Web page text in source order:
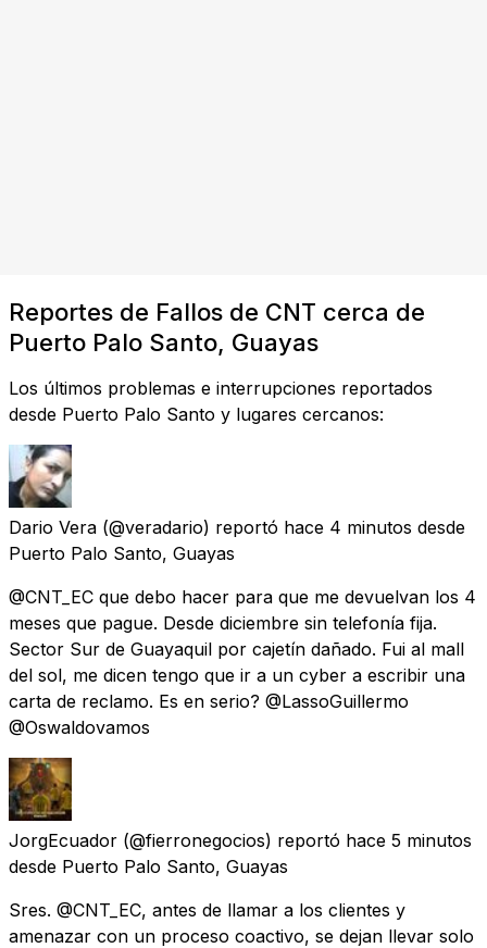
Reportes de Fallos de CNT cerca de
Puerto Palo Santo, Guayas
Los últimos problemas e interrupciones reportados
desde Puerto Palo Santo y lugares cercanos:
Dario Vera (@veradario) reportó hace 4 minutos desde
Puerto Palo Santo, Guayas
@CNT_EC que debo hacer para que me devuelvan los 4
meses que pague. Desde diciembre sin telefonía fija.
Sector Sur de Guayaquil por cajetín dañado. Fui al mall
del sol, me dicen tengo que ir a un cyber a escribir una
carta de reclamo. Es en serio? @LassoGuillermo
@Oswaldovamos
JorgEcuador (@fierronegocios) reportó hace 5 minutos
desde Puerto Palo Santo, Guayas
Sres. @CNT_EC, antes de llamar a los clientes y
amenazar con un proceso coactivo, se dejan llevar solo